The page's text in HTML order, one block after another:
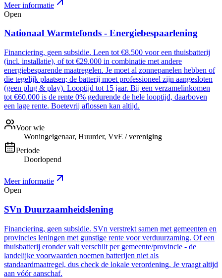
Meer informatie
Open
Nationaal Warmtefonds - Energiebespaarlening
Financiering, geen subsidie. Leen tot €8.500 voor een thuisbatterij
(incl. installatie), of tot €29.000 in combinatie met andere
energiebesparende maatregelen. Je moet al zonnepanelen hebben of
die tegelijk plaatsen; de batterij moet professioneel zijn aangesloten
(geen plug & play). Looptijd tot 15 jaar. Bij een verzamelinkomen
tot €60.000 is de rente 0% gedurende de hele looptijd, daarboven
een lage rente. Boetevrij aflossen kan altijd.
Voor wie
Woningeigenaar, Huurder, VvE / vereniging
Periode
Doorlopend
Meer informatie
Open
SVn Duurzaamheidslening
Financiering, geen subsidie. SVn verstrekt samen met gemeenten en
provincies leningen met gunstige rente voor verduurzaming. Of een
thuisbatterij eronder valt verschilt per gemeente/provincie - de
landelijke voorwaarden noemen batterijen niet als
standaardmaatregel, dus check de lokale verordening. Je vraagt altijd
aan vóór aanschaf.